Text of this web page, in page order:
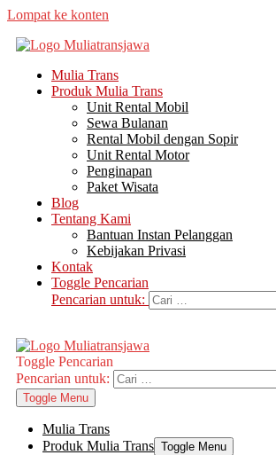
Lompat ke konten
Mulia Trans
Produk Mulia Trans
Unit Rental Mobil
Sewa Bulanan
Rental Mobil dengan Sopir
Unit Rental Motor
Penginapan
Paket Wisata
Blog
Tentang Kami
Bantuan Instan Pelanggan
Kebijakan Privasi
Kontak
Toggle Pencarian
Pencarian untuk:
Toggle Pencarian
Pencarian untuk:
Toggle Menu
Mulia Trans
Produk Mulia Trans Toggle Menu